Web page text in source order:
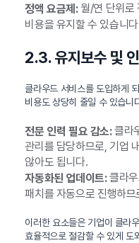
정액 요금제:월/연 단위로
비용을 유지할 수 있습니
2.3. 유지보수 및
클라우드 서비스를 도입하게
비용도 상당히 줄일 수 있습니
전문 인력 필요 감소:클라
관리를 담당하므로, 기업
않아도 됩니다.
자동화된 업데이트:클라우
패치를 자동으로 진행하
이러한 요소들은 기업이 클라
효율적으로 절감할 수 있게 도